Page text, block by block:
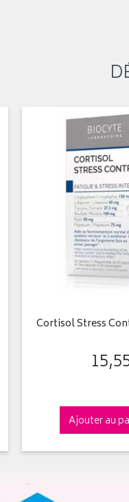
Cortisol Stress
15,
Ajouter au